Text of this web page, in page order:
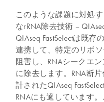
このような課題に対処
なrRNA除去技術 –
QIAseq FastSelectは既存
連携して、特定のリボ
阻害し、RNAシークエ
に除去します。RNA断
計されたQIAseq
RNAにも適しています。